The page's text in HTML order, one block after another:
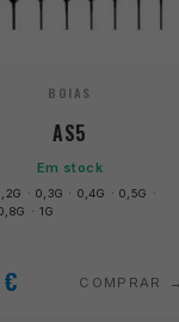
BOIAS
AS5
Em stock
· 0,3G · 0,4G · 0,5G ·
· 1G
€ COMPRAR